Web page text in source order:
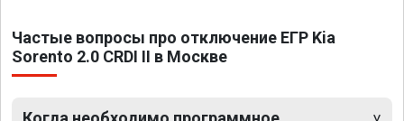
Частые вопросы про отключение ЕГР Kia
Sorento 2.0 CRDI II в Москве